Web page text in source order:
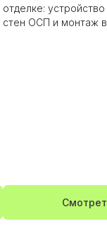
отделке:
стен ОСП и монтаж